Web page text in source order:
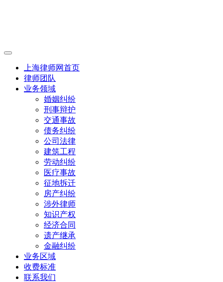
上海律师网首页
律师团队
业务领域
婚姻纠纷
刑事辩护
交通事故
债务纠纷
公司法律
建筑工程
劳动纠纷
医疗事故
征地拆迁
房产纠纷
涉外律师
知识产权
经济合同
遗产继承
金融纠纷
业务区域
收费标准
联系我们